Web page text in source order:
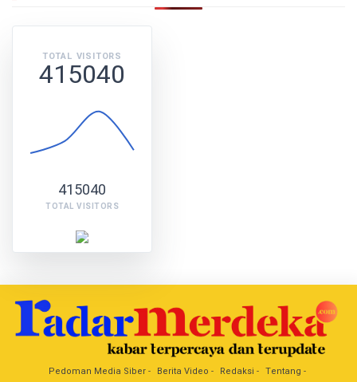
TOTAL VISITORS
415040
415040
TOTAL VISITORS
Pedoman Media Siber Berita Video Redaksi
Tentang